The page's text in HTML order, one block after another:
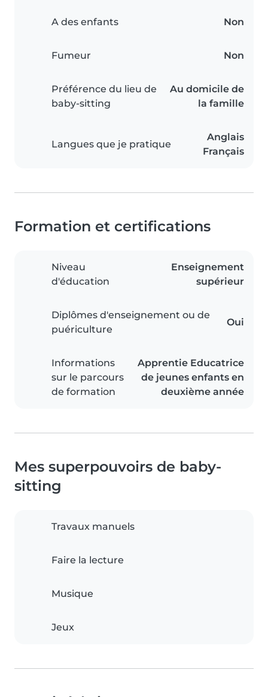
A des enfants Non
Fumeur Non
Préférence du lieu de
baby-sitting
Au domicile de
la famille
Langues que je pratique
Anglais
Français
Formation et certifications
Niveau
d'éducation
Enseignement
supérieur
Diplômes d'enseignement ou de
puériculture
Oui
Informations
sur le parcours
de formation
Apprentie Educatrice
de jeunes enfants en
deuxième année
Mes superpouvoirs de baby-
sitting
Travaux manuels
Faire la lecture
Musique
Jeux